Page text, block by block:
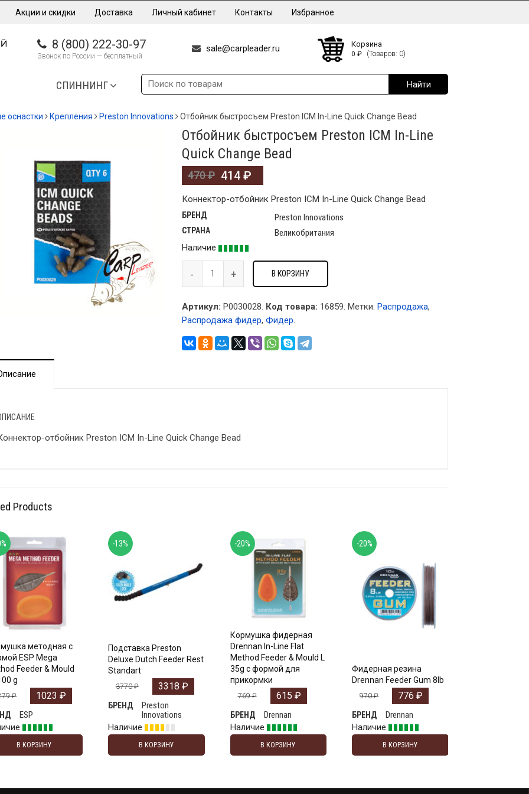
Акции и скидки Доставка Личный кабинет Контакты Избранное
8 (800) 222-30-97
Звонок по России — бесплатный
sale@carpleader.ru Корзина
0 ₽ (Товаров: 0)
СПИННИНГ
оснастки Крепления Preston Innovations Отбойник быстросъем Preston ICM In-Line Quick Change Bead
Отбойник быстросъем Preston ICM In-Line
Quick Change Bead
470₽ 414 ₽
Коннектор-отбойник Preston ICM In-Line Quick Change Bead
БРЕНД Preston Innovations
СТРАНА
Великобритания
Наличие
В КОРЗИНУ
Артикул: P0030028. Код товара: 16859. Метки: Распродажа,
Распродажа фидер, Фидер.
отбойник Preston ICM In-Line Quick Change Bead
Products
методная с
ESP Mega
Feeder & Mould
g
₽ 1023 ₽
ESP
В КОРЗИНУ
Подставка Preston
Deluxe Dutch Feeder Rest
Standart
3770₽ 3318 ₽
БРЕНД
Preston
Innovations
Наличие
В КОРЗИНУ
-13%
Кормушка фидерная
Drennan In-Line Flat
Method Feeder & Mould L
35g с формой для
прикормки
769₽ 615 ₽
БРЕНД
Drennan
Наличие
В КОРЗИНУ
-20%
Фидерная резина
Drennan Feeder Gum 8lb
970₽ 776₽
БРЕНД
Drennan
Наличие
В КОРЗИНУ
-20%